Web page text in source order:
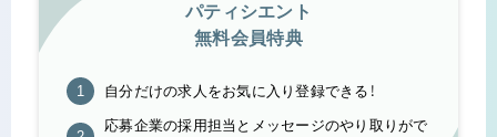
パティシエント
無料会員特典
自分だけの求人をお気に入り登録できる！
応募企業の採用担当とメッセージのやり取りがで